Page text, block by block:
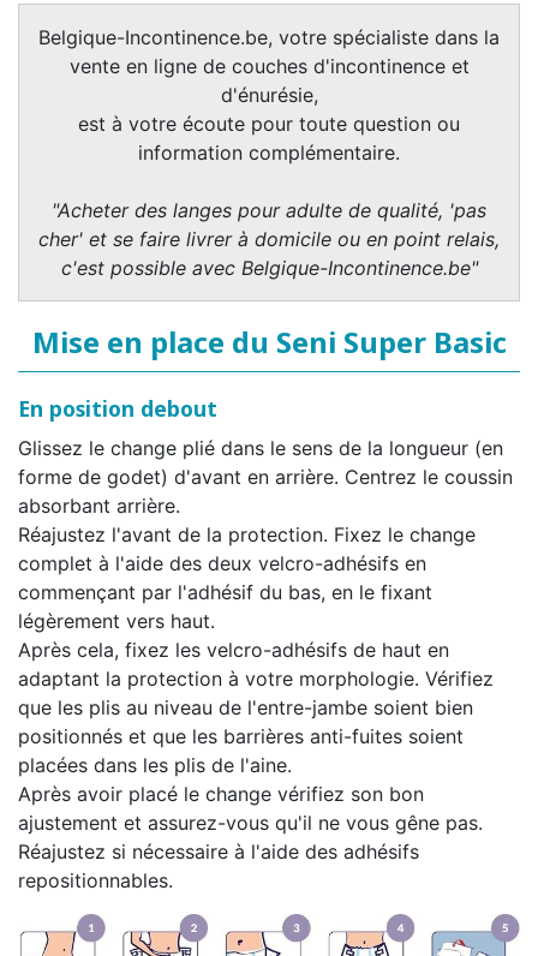
Belgique-Incontinence.be, votre spécialiste dans la
vente en ligne de couches d'incontinence et
d'énurésie,
est à votre écoute pour toute question ou
information complémentaire.
"Acheter des langes pour adulte de qualité, 'pas
cher' et se faire livrer à domicile ou en point relais,
c'est possible avec Belgique-Incontinence.be"
Mise en place du Seni Super Basic
En position debout
Glissez le change plié dans le sens de la longueur (en
forme de godet) d'avant en arrière. Centrez le coussin
absorbant arrière.
Réajustez l'avant de la protection. Fixez le change
complet à l'aide des deux velcro-adhésifs en
commençant par l'adhésif du bas, en le fixant
légèrement vers haut.
Après cela, fixez les velcro-adhésifs de haut en
adaptant la protection à votre morphologie. Vérifiez
que les plis au niveau de l'entre-jambe soient bien
positionnés et que les barrières anti-fuites soient
placées dans les plis de l'aine.
Après avoir placé le change vérifiez son bon
ajustement et assurez-vous qu'il ne vous gêne pas.
Réajustez si nécessaire à l'aide des adhésifs
repositionnables.